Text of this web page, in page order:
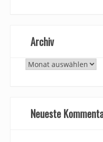
Archiv
Archiv
Neueste